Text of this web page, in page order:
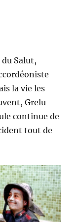
Salut,
la vie les
Grelu
continue de
tout de